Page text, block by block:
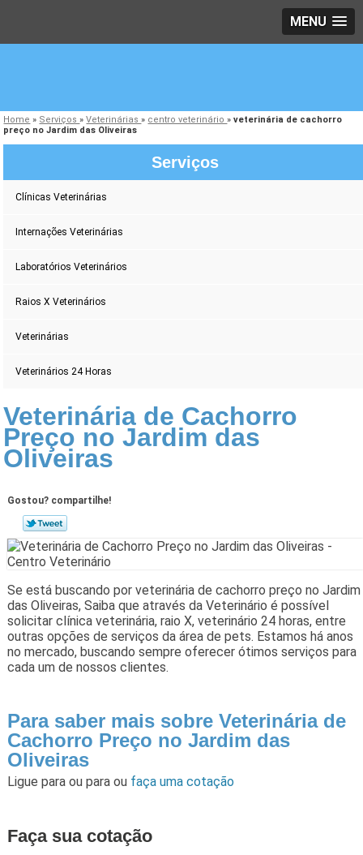
MENU
Home » Serviços»Veterinárias» centro veterinário»veterinária de cachorro
preço no Jardim das Oliveiras
Serviços
Clínicas Veterinárias
Internações Veterinárias
Laboratórios Veterinários
Raios X Veterinários
Veterinárias
Veterinários 24 Horas
Veterinária de Cachorro
Preço no Jardim das
Oliveiras
Gostou? compartilhe!
Se está buscando por veterinária de cachorro preço no Jardim
das Oliveiras, Saiba que através da Veterinário é possível
solicitar clínica veterinária, raio X, veterinário 24 horas, entre
outras opções de serviços da área de pets. Estamos há anos
no mercado, buscando sempre oferecer ótimos serviços para
cada um de nossos clientes.
Para saber mais sobre Veterinária de
Cachorro Preço no Jardim das
Oliveiras
Ligue para ou para ou faça uma cotação
Faça sua cotação